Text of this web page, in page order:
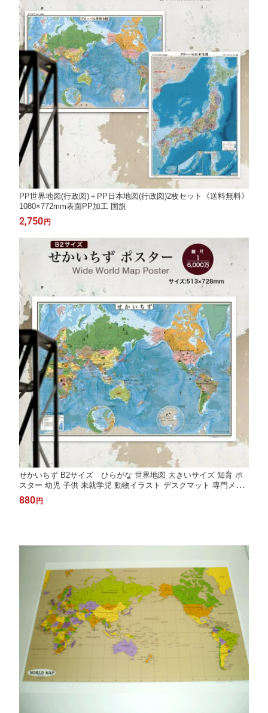
PP世界地図(行政図)＋PP日本地図(行政図)2枚セット《送料無料》
1080×772mm表面PP加工 国旗
2,750 円
せかいちず B2サイズ ひらがな 世界地図 大きいサイズ 知育 ポ
スター 幼児 子供 未就学児 動物イラスト デスクマット 専門メー
カー 初めての世界地図 知育玩具 入園祝い 誕生日プレゼント 日本
製
880 円